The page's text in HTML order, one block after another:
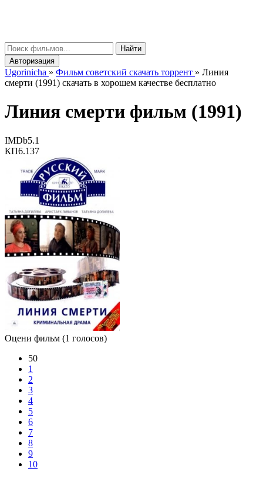
Найти
Авторизация
Ugorinicha » Фильм советский скачать торрент » Линия
смерти (1991) скачать в хорошем качестве бесплатно
Линия смерти фильм (1991)
IMDb5.1
КП6.137
Оцени фильм (1 голосов)
50
1
2
3
4
5
6
7
8
9
10